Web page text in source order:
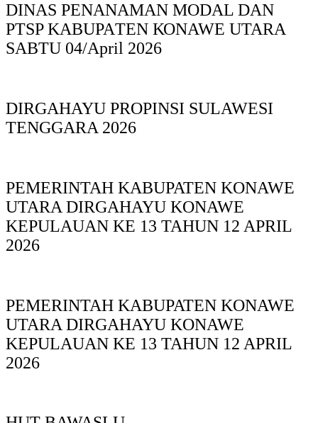
DINAS PΕΝΑΝΑΜAN MODAL DAN
PTSP KABUPAΤΕΝ ΚΟNAWE UTARA
SABTU 04/April 2026
DIRGAHAYU PROPINSI SULAWESI
TENGGARA 2026
PEMERINTAH KABUPATEN KONAWE
UTARA DIRGAHAYU KONAWE
KEPULAUAN KE 13 TAHUN 12 APRIL
2026
PEMERINTAH KABUPATEN KONAWE
UTARA DIRGAHAYU KONAWE
KEPULAUAN KE 13 TAHUN 12 APRIL
2026